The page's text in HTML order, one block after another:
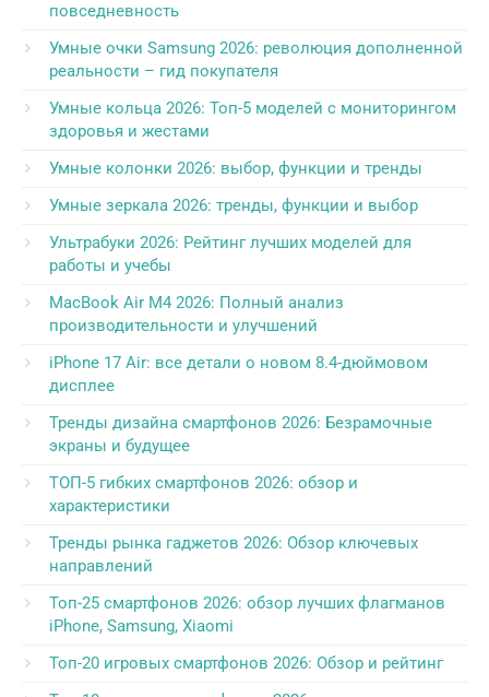
повседневность
Умные очки Samsung 2026: революция дополненной
реальности – гид покупателя
Умные кольца 2026: Топ-5 моделей с мониторингом
здоровья и жестами
Умные колонки 2026: выбор, функции и тренды
Умные зеркала 2026: тренды, функции и выбор
Ультрабуки 2026: Рейтинг лучших моделей для
работы и учебы
MacBook Air M4 2026: Полный анализ
производительности и улучшений
iPhone 17 Air: все детали о новом 8.4-дюймовом
дисплее
Тренды дизайна смартфонов 2026: Безрамочные
экраны и будущее
ТОП-5 гибких смартфонов 2026: обзор и
характеристики
Тренды рынка гаджетов 2026: Обзор ключевых
направлений
Топ-25 смартфонов 2026: обзор лучших флагманов
iPhone, Samsung, Xiaomi
Топ-20 игровых смартфонов 2026: Обзор и рейтинг